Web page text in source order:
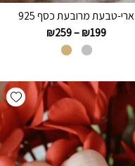
ארי-טבעת מרובעת כסף 925
₪199
–
₪259